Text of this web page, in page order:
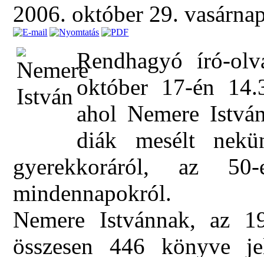
2006. október 29.
Rendhagyó író-
október 17-én
ahol Nemere
diák mesélt
gyerekkoráról, az
mindennapokról.
Nemere Istvánnak, az
összesen 446 könyve